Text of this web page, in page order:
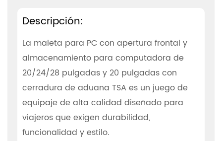
Descripción:
La maleta para PC con apertura frontal y
almacenamiento para computadora de
20/24/28 pulgadas y 20 pulgadas con
cerradura de aduana TSA es un juego de
equipaje de alta calidad diseñado para
viajeros que exigen durabilidad,
funcionalidad y estilo.